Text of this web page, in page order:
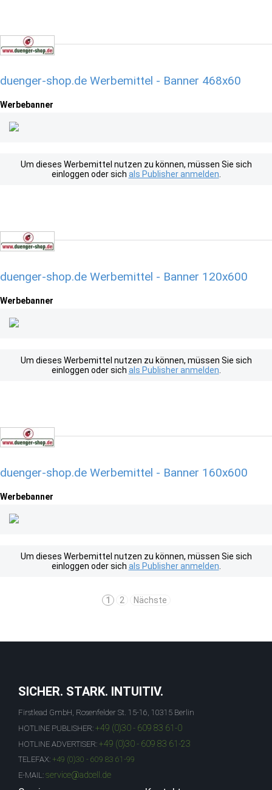
duenger-shop.de Werbemittel - Banner 468x60
Werbebanner
Um dieses Werbemittel nutzen zu können, müssen Sie sich
einloggen oder sich als Publisher anmelden
duenger-shop.de Werbemittel - Banner 120x600
Werbebanner
Um dieses Werbemittel nutzen zu können, müssen Sie sich
einloggen oder sich als Publisher anmelden
duenger-shop.de Werbemittel - Banner 160x600
Werbebanner
Um dieses Werbemittel nutzen zu können, müssen Sie sich
einloggen oder sich als Publisher anmelden
1 2 Nächste
SICHER. STARK. INTUITIV.
Firstlead GmbH, Rosenfelder St. 15-16, 10315 Berlin
HOTLINE PUBLISHER: +49 (0)30 - 609 83 61-0
HOTLINE ADVERTISER: +49 (0)30 - 609 83 61-23
TELEFAX: +49 (0)30 - 609 83 61-99
E-MAIL: service@adcell.de